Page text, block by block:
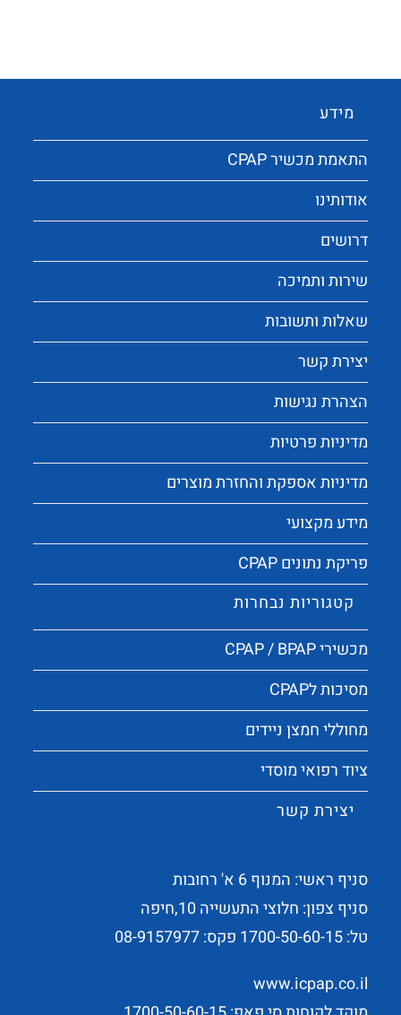
מידע
התאמת מכשיר CPAP
אודותינו
דרושים
שירות ותמיכה
שאלות ותשובות
יצירת קשר
הצהרת נגישות
מדיניות פרטיות
מדיניות אספקת והחזרת מוצרים
מידע מקצועי
פריקת נתונים CPAP
קטגוריות נבחרות
מכשירי CPAP / BPAP
מסיכות לCPAP
מחוללי חמצן ניידים
ציוד רפואי מוסדי
יצירת קשר
סניף ראשי: המנוף 6 א' רחובות
סניף צפון: חלוצי התעשייה 10,חיפה
טל:1700-50-60-15 פקס: 08-9157977
www.icpap.co.il